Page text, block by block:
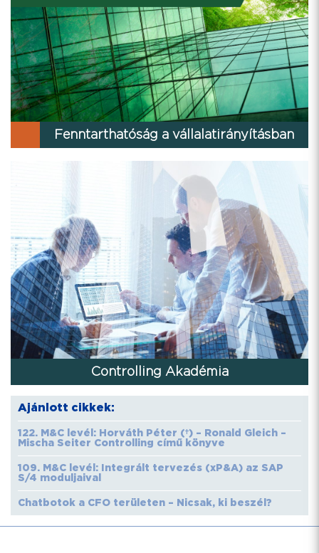
Fenntarthatóság a vállalatirányításban
Controlling Akadémia
Ajánlott cikkek:
122. M&C levél: Horváth Péter (†) – Ronald Gleich –
Mischa Seiter Controlling című könyve
109. M&C levél: Integrált tervezés (xP&A) az SAP
S/4 moduljaival
Chatbotok a CFO területen – Nicsak, ki beszél?